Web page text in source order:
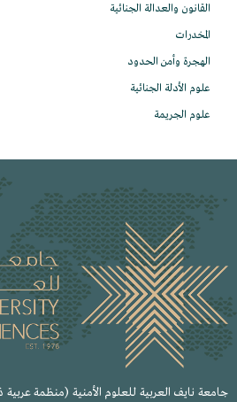
القانون والعدالة الجنائية
المخدرات
الهجرة وأمن الحدود
علوم الأدلة الجنائية
علوم الجريمة
جامعة نايف العربية للعلوم الأمنية (منظمة